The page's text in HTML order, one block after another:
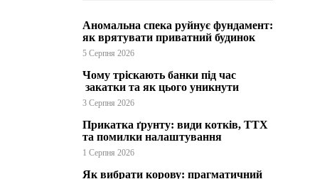
Аномальна спека руйнує фундамент:
як врятувати приватний будинок
5 Серпня 2026
Чому тріскають банки під час
закатки та як цього уникнути
3 Серпня 2026
Прикатка ґрунту: види котків, ТТХ
та помилки налаштування
1 Серпня 2026
Як вибрати корову: прагматичний